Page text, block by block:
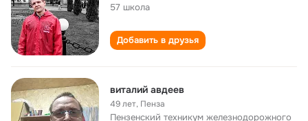
57 школа
Добавить в друзья
виталий авдеев
49 лет, Пенза
Пензенский техникум железнодорожного